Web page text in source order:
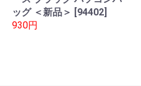
ッグ ＜新品＞ [94402]
930円